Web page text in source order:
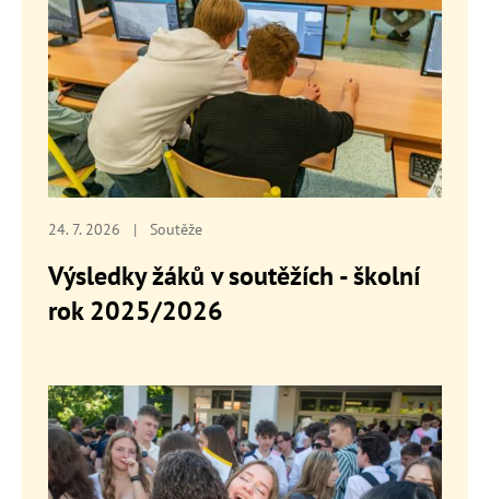
24. 7. 2026 | Soutěže
Výsledky žáků v soutěžích - školní
rok 2025/2026